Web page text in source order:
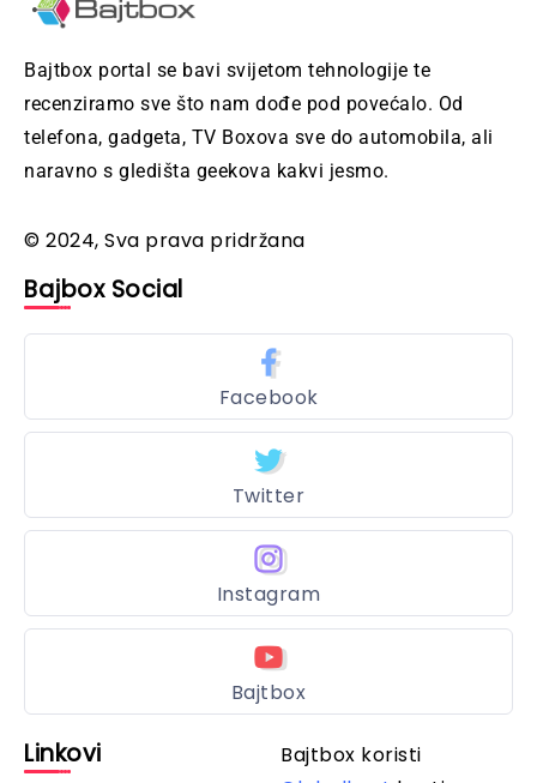
Bajtbox portal se bavi svijetom tehnologije te
recenziramo sve što nam dođe pod povećalo. Od
telefona, gadgeta, TV Boxova sve do automobila, ali
naravno s gledišta geekova kakvi jesmo.
© 2024, Sva prava pridržana
Bajbox Social
Facebook
Twitter
Instagram
Bajtbox
Linkovi
Bajtbox koristi